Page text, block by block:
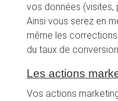
vos données (visites,
Ainsi vous serez en
même les
du taux de conversion.
Les actions
Vos actions